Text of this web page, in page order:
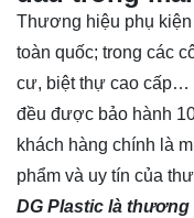
Thương hiệu phụ kiện
toàn quốc; trong các
cư, biệt thự cao cấp…
đều được bảo hành
khách hàng chính là
phẩm và uy tín của
DG Plastic là